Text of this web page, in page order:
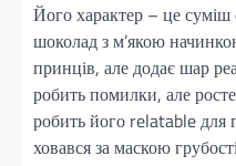
Його характер – це суміш
шоколад з м’якою
принців, але додає шар
робить помилки, але
робить його relatable для
ховався за маскою